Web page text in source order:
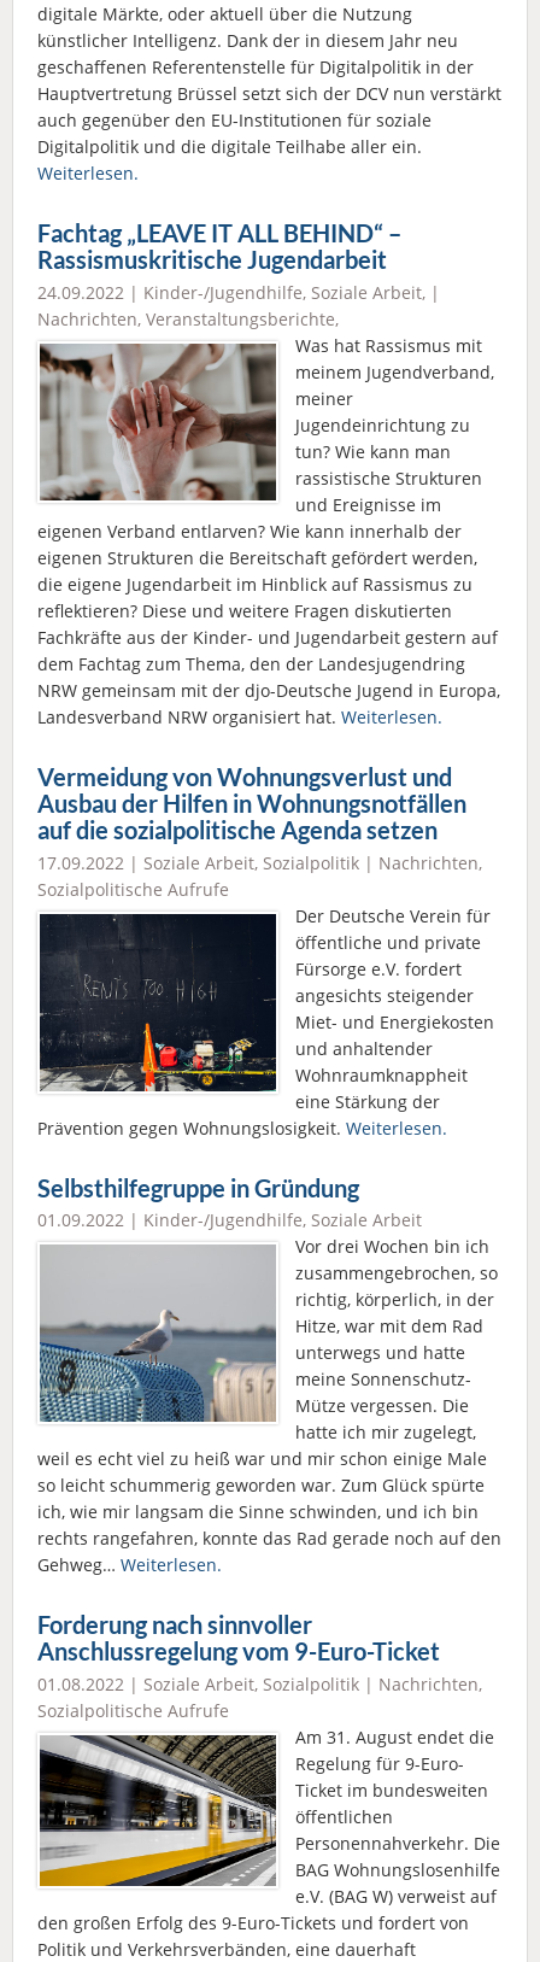
digitale Märkte, oder aktuell über die Nutzung
künstlicher Intelligenz. Dank der in diesem Jahr neu
geschaffenen Referentenstelle für Digitalpolitik in der
Hauptvertretung Brüssel setzt sich der DCV nun verstärkt
auch gegenüber den EU-Institutionen für soziale
Digitalpolitik und die digitale Teilhabe aller ein.
Weiterlesen.
Fachtag „LEAVE IT ALL BEHIND“ –
Rassismuskritische Jugendarbeit
24.09.2022 | Kinder-/Jugendhilfe, Soziale Arbeit, |
Nachrichten, Veranstaltungsberichte,
Was hat Rassismus mit
meinem Jugendverband,
meiner
Jugendeinrichtung zu
tun? Wie kann man
rassistische Strukturen
und Ereignisse im
eigenen Verband entlarven? Wie kann innerhalb der
eigenen Strukturen die Bereitschaft gefördert werden,
die eigene Jugendarbeit im Hinblick auf Rassismus zu
reflektieren? Diese und weitere Fragen diskutierten
Fachkräfte aus der Kinder- und Jugendarbeit gestern auf
dem Fachtag zum Thema, den der Landesjugendring
NRW gemeinsam mit der djo-Deutsche Jugend in Europa,
Landesverband NRW organisiert hat. Weiterlesen.
Vermeidung von Wohnungsverlust und
Ausbau der Hilfen in Wohnungsnotfällen
auf die sozialpolitische Agenda setzen
17.09.2022 | Soziale Arbeit, Sozialpolitik | Nachrichten,
Sozialpolitische Aufrufe
Der Deutsche Verein für
öffentliche und private
Fürsorge e.V. fordert
angesichts steigender
Miet- und Energiekosten
und anhaltender
Wohnraumknappheit
eine Stärkung der
Prävention gegen Wohnungslosigkeit. Weiterlesen.
Selbsthilfegruppe in Gründung
01.09.2022 | Kinder-/Jugendhilfe, Soziale Arbeit
Vor drei Wochen bin ich
zusammengebrochen, so
richtig, körperlich, in der
Hitze, war mit dem Rad
unterwegs und hatte
meine Sonnenschutz-
Mütze vergessen. Die
hatte ich mir zugelegt,
weil es echt viel zu heiß war und mir schon einige Male
so leicht schummerig geworden war. Zum Glück spürte
ich, wie mir langsam die Sinne schwinden, und ich bin
rechts rangefahren, konnte das Rad gerade noch auf den
Gehweg… Weiterlesen.
Forderung nach sinnvoller
Anschlussregelung vom 9-Euro-Ticket
01.08.2022 | Soziale Arbeit, Sozialpolitik | Nachrichten,
Sozialpolitische Aufrufe
Am 31. August endet die
Regelung für 9-Euro-
Ticket im bundesweiten
öffentlichen
Personennahverkehr. Die
BAG Wohnungslosenhilfe
e.V. (BAG W) verweist auf
den großen Erfolg des 9-Euro-Tickets und fordert von
Politik und Verkehrsverbänden, eine dauerhaft